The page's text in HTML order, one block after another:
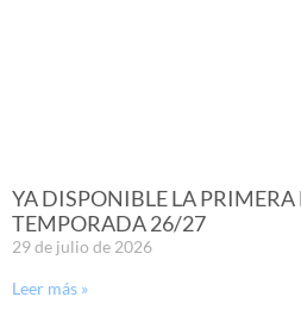
YA DISPONIBLE LA
TEMPORADA 26/27
29 de julio de 2026
Leer más »